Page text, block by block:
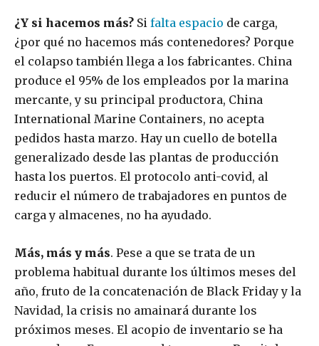
¿Y si hacemos más? Si falta espacio de carga,
¿por qué no hacemos más contenedores? Porque
el colapso también llega a los fabricantes. China
produce el 95% de los empleados por la marina
mercante, y su principal productora, China
International Marine Containers, no acepta
pedidos hasta marzo. Hay un cuello de botella
generalizado desde las plantas de producción
hasta los puertos. El protocolo anti-covid, al
reducir el número de trabajadores en puntos de
carga y almacenes, no ha ayudado.
Más, más y más. Pese a que se trata de un
problema habitual durante los últimos meses del
año, fruto de la concatenación de Black Friday y la
Navidad, la crisis no amainará durante los
próximos meses. El acopio de inventario se ha